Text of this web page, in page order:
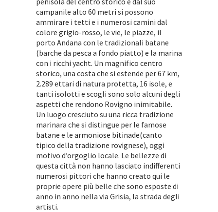
campanile alto 60 metri si possono
ammirare i tetti e i numerosi camini dal
colore grigio-rosso, le vie, le piazze, il
porto Andana con le tradizionali batane
(barche da pesca a fondo piatto) e la marina
con i ricchi yacht. Un magnifico centro
storico, una costa che si estende per 67 km,
2.289 ettari di natura protetta, 16 isole, e
tanti isolotti e scogli sono solo alcuni degli
aspetti che rendono Rovigno inimitabile.
Un luogo cresciuto su una ricca tradizione
marinara che si distingue per le famose
batane e le armoniose bitinade(canto
tipico della tradizione rovignese), oggi
motivo d’orgoglio locale. Le bellezze di
questa città non hanno lasciato indifferenti
numerosi pittori che hanno creato qui le
proprie opere più belle che sono esposte di
anno in anno nella via Grisia, la strada degli
artisti.